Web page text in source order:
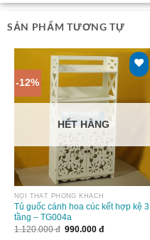
SẢN PHẨM TƯƠNG TỰ
-12%
HẾT HÀNG
NỘI THẤT PHÒNG KHÁCH
Tủ guốc cánh hoa cúc kết hợp kệ 3
tầng – TG004a
1.120.000đ 990.000đ